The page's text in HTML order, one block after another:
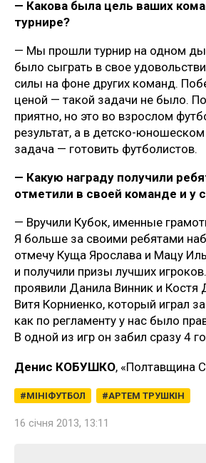
— Какова была цель ваших
турнире?
— Мы прошли турнир на одном
было сыграть в свое
силы на фоне других команд.
ценой — такой задачи не было.
приятно, но это во взрослом
результат, а в детско-
задача — готовить футболистов.
— Какую награду получили
отметили в своей команде и у
— Вручили Кубок, именные
Я больше за своими ребятами
отмечу Куща Ярослава и Мацу
и получили призы лучших
проявили Данила Винник и Костя
Витя Корниенко, который играл
как по регламенту у нас было
В одной из игр он забил сразу 4
Денис КОБУШКО, «Полтавщина
МІНІФУТБОЛ АРТЕМ ТРУШКІН
16 січня 2013, 13:11